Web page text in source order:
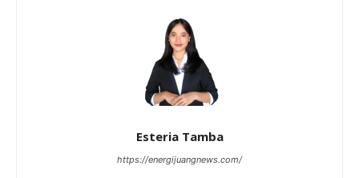
Esteria Tamba
https://energijuangnews.com/